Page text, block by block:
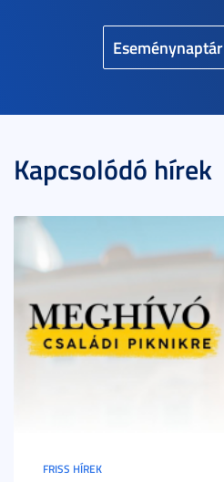
Eseménynaptár
Kapcsolódó hírek
FRISS HÍREK